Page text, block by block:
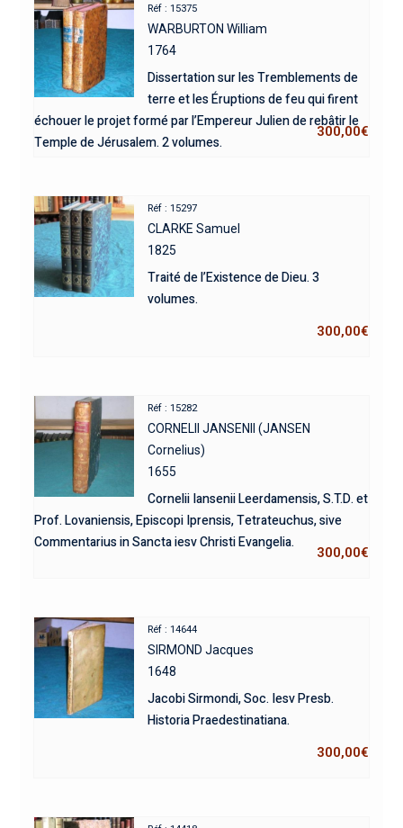
Réf : 15375
WARBURTON William
1764
Dissertation sur les Tremblements de
terre et les Éruptions de feu qui firent
échouer le projet formé par l’Empereur Julien de rebâtir le
Temple de Jérusalem. 2 volumes.
300,00€
Réf : 15297
CLARKE Samuel
1825
Traité de l’Existence de Dieu. 3
volumes.
300,00€
Réf : 15282
CORNELII JANSENII (JANSEN
Cornelius)
1655
Cornelii Iansenii Leerdamensis, S.T.D. et
Prof. Lovaniensis, Episcopi Iprensis, Tetrateuchus, sive
Commentarius in Sancta iesv Christi Evangelia.
300,00€
Réf : 14644
SIRMOND Jacques
1648
Jacobi Sirmondi, Soc. Iesv Presb.
Historia Praedestinatiana.
300,00€